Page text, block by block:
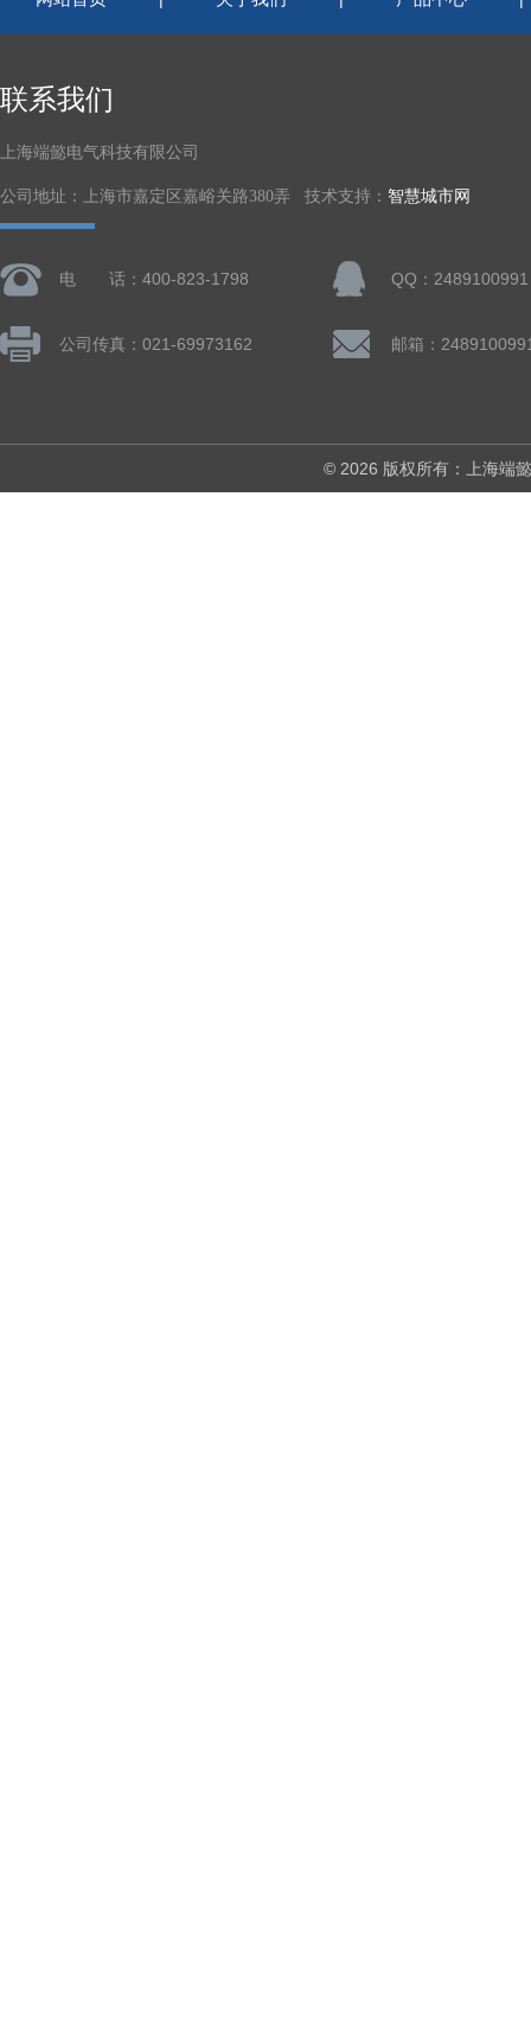
联系我们
上海端懿电气科技有限公司
公司地址：上海市嘉定区嘉峪关路380弄 技术支持： 智慧城市网
电 话：400-823-1798 QQ：2489100991
公司传真：021-69973162 邮箱：
© 2026 版权所有：上海端